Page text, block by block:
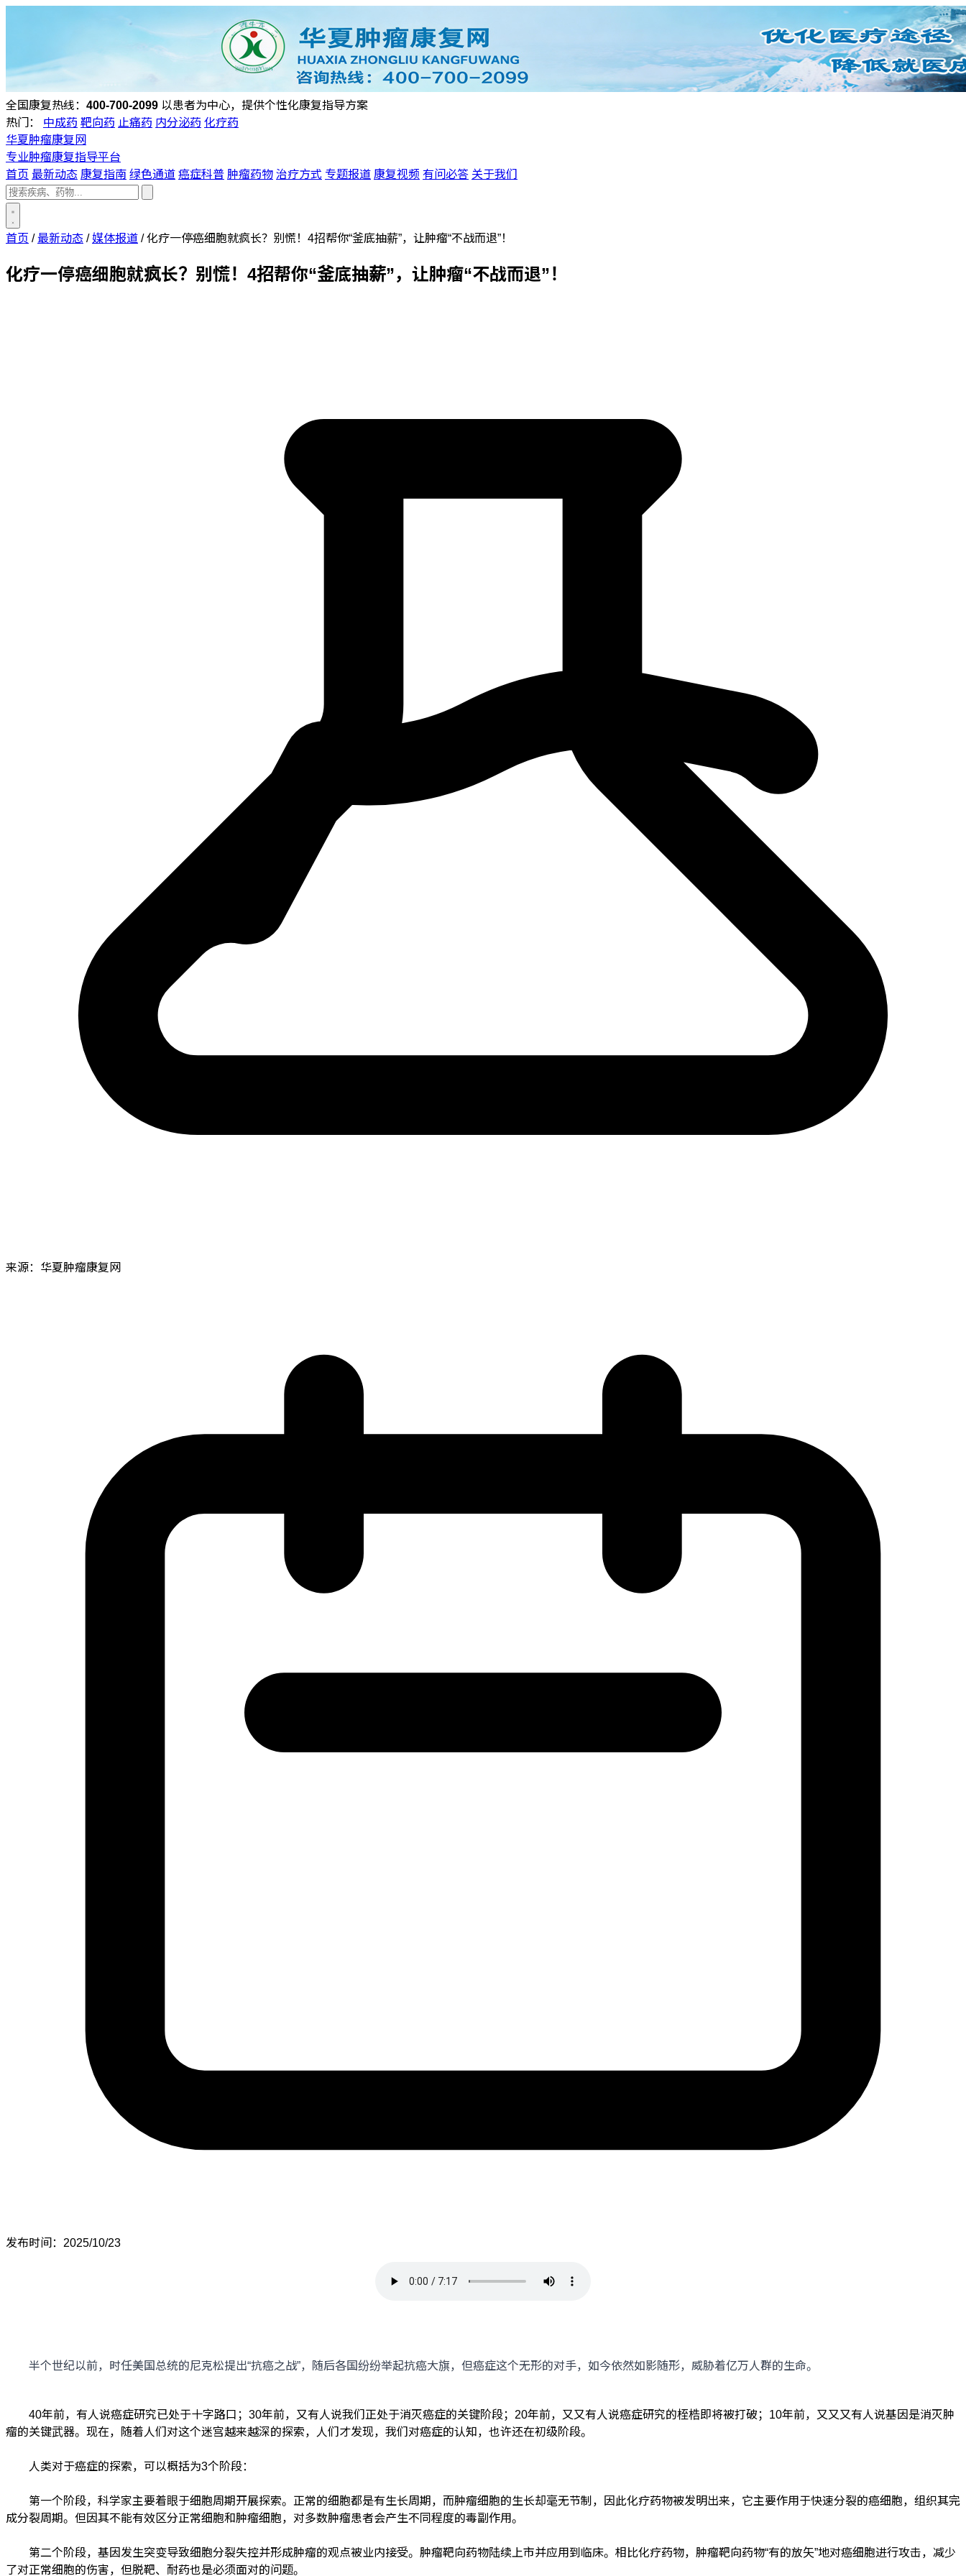
全国康复热线： 400-700-2099 以患者为中心，提供个性化康复指导方案
热门：
中成药 靶向药 止痛药 内分泌药 化疗药
华夏肿瘤康复网
专业肿瘤康复指导平台
首页 最新动态康复指南绿色通道癌症科普肿瘤药物治疗方式 专题报道康复视频 有问必答 关于我们
首页 /最新动态/媒体报道/化疗一停癌细胞就疯长？别慌！4招帮你“釜底抽薪”，让肿瘤“不战而退”！
化疗一停癌细胞就疯长？别慌！4招帮你“釜底抽薪”，让肿瘤“不战而退”！
来源：华夏肿瘤康复网
发布时间：2025/10/23
半个世纪以前，时任美国总统的尼克松提出“抗癌之战”，随后各国纷纷举起抗癌大旗，但癌症这个无形的对手，如今依然如影随形，威胁着亿万人群的生命。
40年前，有人说癌症研究已处于十字路口；30年前，又有人说我们正处于消灭癌症的关键阶段；20年前，又又有人说癌症研究的桎梏即将被打破；10年前，又又又有人说基因是消灭肿
瘤的关键武器。现在，随着人们对这个迷宫越来越深的探索，人们才发现，我们对癌症的认知，也许还在初级阶段。
人类对于癌症的探索，可以概括为3个阶段：
第一个阶段，科学家主要着眼于细胞周期开展探索。正常的细胞都是有生长周期，而肿瘤细胞的生长却毫无节制，因此化疗药物被发明出来，它主要作用于快速分裂的癌细胞，组织其完
成分裂周期。但因其不能有效区分正常细胞和肿瘤细胞，对多数肿瘤患者会产生不同程度的毒副作用。
第二个阶段，基因发生突变导致细胞分裂失控并形成肿瘤的观点被业内接受。肿瘤靶向药物陆续上市并应用到临床。相比化疗药物，肿瘤靶向药物“有的放矢”地对癌细胞进行攻击，减少
了对正常细胞的伤害，但脱靶、耐药也是必须面对的问题。